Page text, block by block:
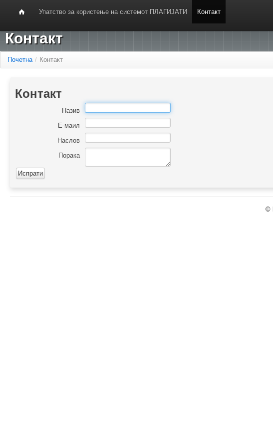
Упатство за користење на системот ПЛАГИЈАТИ Контакт
Контакт
Почетна / Контакт
Контакт
Назив
Е-маил
Наслов
Порака
©